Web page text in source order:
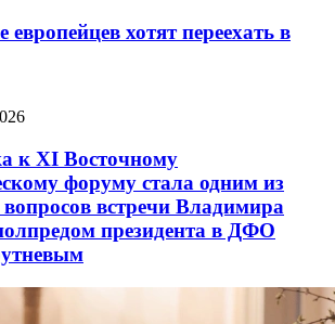
европейцев хотят переехать в
к XI Восточному
форуму стала одним из
встречи Владимира
президента в ДФО